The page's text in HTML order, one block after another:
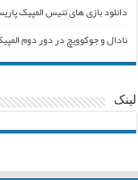
دانلود بازی های تنیس المپیک پاریس
نادال و جوکوویچ در دور دوم
لینک